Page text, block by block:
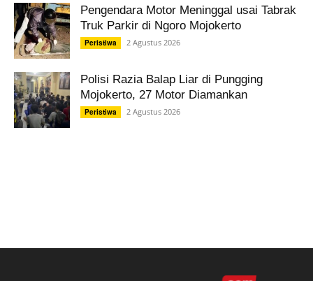
Pengendara Motor Meninggal usai Tabrak
Truk Parkir di Ngoro Mojokerto
Peristiwa 2 Agustus 2026
Polisi Razia Balap Liar di Pungging
Mojokerto, 27 Motor Diamankan
Peristiwa 2 Agustus 2026